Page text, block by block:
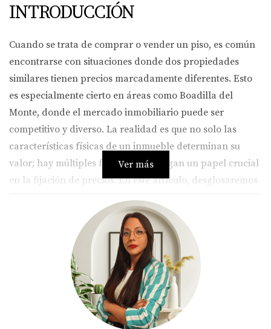
INTRODUCCIÓN
Cuando se trata de comprar o vender un piso, es común
encontrarse con situaciones donde dos propiedades
similares tienen precios marcadamente diferentes. Esto
es especialmente cierto en áreas como Boadilla del
Monte, donde el mercado inmobiliario puede ser
competitivo y diverso. La realidad es que no solo las
características físicas de un inmueble determinan su
valor; hay múltiples factores que juegan un papel crucial
en la fijación de precios. En este artículo, desglosaremos
cómo la ubicación, la presentación, las reformas y el
marketing digital premium pueden influir en los precios
de pisos similares en Boadilla del Monte. Mi nombre es
Amparo Lillo y como asesora inmobiliaria con una
estrategia de marketing avanzada, estoy aquí para
ayudarte a entender mejor estos aspectos.
LA IMPORTANCIA DE LA
Ver más